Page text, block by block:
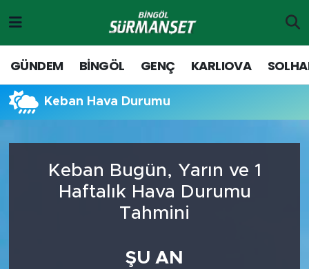
GÜNDEM BİNGÖL GENÇ KARLIOVA
Keban Hava Durumu
Keban Bugün, Yarın ve 1
Haftalık Hava Durumu
Tahmini
ŞU AN
Genç
Solhan
Adaklı-Kiğı
MD Prestij Dergisi
Merkez Hava Durumu
Merkez Trafik Yoğunluk Haritası
Tüm Manşetler